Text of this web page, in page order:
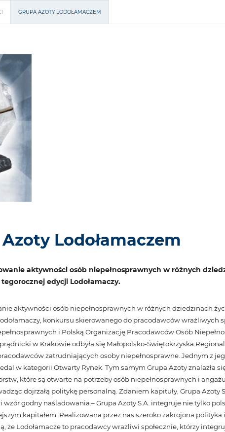
GRUPA AZOTY LODOŁAMACZEM
Lodołamaczem
aktywności osób niepełnosprawnych w różnych
edycji Lodołamaczy.
aktywności osób niepełnosprawnych w różnych dziedzinach
konkursu skierowanego do pracodawców wrażliwych
i Polską Organizację Pracodawców Osób
w Krakowie odbyła się Małopolsko-Świętokrzyska
zatrudniających osoby niepełnosprawne. Jednym z
w kategorii Otwarty Rynek. Tym samym Grupa Azoty znalazła
które są otwarte na potrzeby osób niepełnosprawnych i
dojrzałą politykę personalną. Zdaniem kapituły, Grupa Azoty
wzór godny naśladowania. – Grupa Azoty S.A. integruje nie tylko
kapitałem. Realizowana przez nas szeroko zakrojona
że Lodołamacze to pracodawcy wrażliwi społecznie, którzy